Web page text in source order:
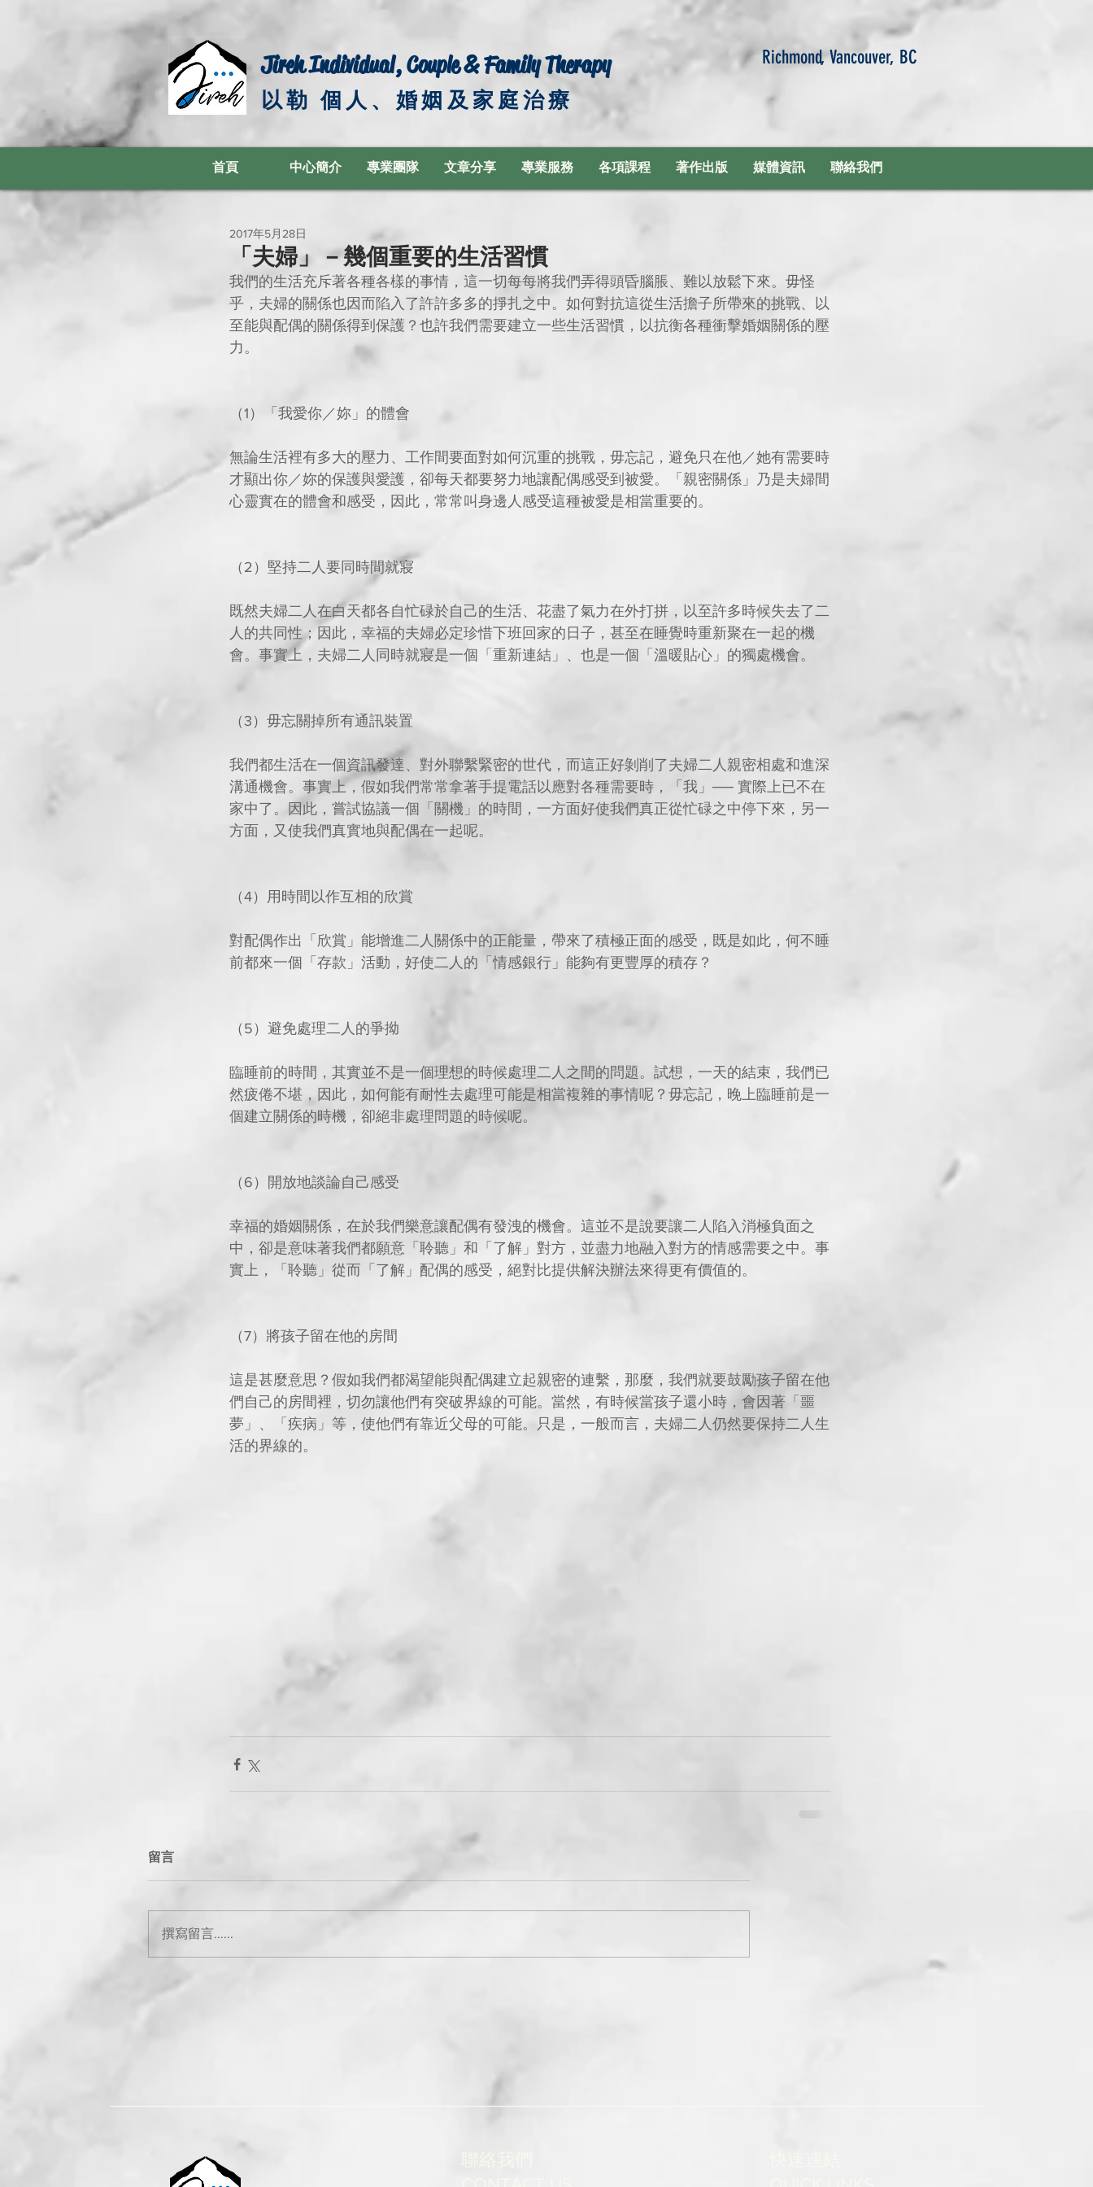
Jireh Individual, Couple & Family Therapy
以勒 個人、婚姻及家庭治療
Richmond, Vancouver, BC
首頁 中心簡介 專業團隊 文章分享 專業服務 各項課程 著作出版 媒體資訊 聯絡我們
「夫婦」－幾個重要的生活習慣
2017年5月28日
我們的生活充斥著各種各樣的事情，這一切每每將我們弄得頭昏腦脹、難以放鬆下來。毋怪
乎，夫婦的關係也因而陷入了許許多多的掙扎之中。如何對抗這從生活擔子所帶來的挑戰、以
至能與配偶的關係得到保護？也許我們需要建立一些生活習慣，以抗衡各種衝擊婚姻關係的壓
力。
（1）「我愛你／妳」的體會
無論生活裡有多大的壓力、工作間要面對如何沉重的挑戰，毋忘記，避免只在他／她有需要時
才顯出你／妳的保護與愛護，卻每天都要努力地讓配偶感受到被愛。「親密關係」乃是夫婦間
心靈實在的體會和感受，因此，常常叫身邊人感受這種被愛是相當重要的。
（2）堅持二人要同時間就寢
既然夫婦二人在白天都各自忙碌於自己的生活、花盡了氣力在外打拼，以至許多時候失去了二
人的共同性；因此，幸福的夫婦必定珍惜下班回家的日子，甚至在睡覺時重新聚在一起的機
會。事實上，夫婦二人同時就寢是一個「重新連結」、也是一個「溫暖貼心」的獨處機會。
（3）毋忘關掉所有通訊裝置
我們都生活在一個資訊發達、對外聯繫緊密的世代，而這正好剝削了夫婦二人親密相處和進深
溝通機會。事實上，假如我們常常拿著手提電話以應對各種需要時，「我」── 實際上已不在
家中了。因此，嘗試協議一個「關機」的時間，一方面好使我們真正從忙碌之中停下來，另一
方面，又使我們真實地與配偶在一起呢。
（4）用時間以作互相的欣賞
對配偶作出「欣賞」能增進二人關係中的正能量，帶來了積極正面的感受，既是如此，何不睡
前都來一個「存款」活動，好使二人的「情感銀行」能夠有更豐厚的積存？
（5）避免處理二人的爭拗
臨睡前的時間，其實並不是一個理想的時候處理二人之間的問題。試想，一天的結束，我們已
然疲倦不堪，因此，如何能有耐性去處理可能是相當複雜的事情呢？毋忘記，晚上臨睡前是一
個建立關係的時機，卻絕非處理問題的時候呢。
（6）開放地談論自己感受
幸福的婚姻關係，在於我們樂意讓配偶有發洩的機會。這並不是說要讓二人陷入消極負面之
中，卻是意味著我們都願意「聆聽」和「了解」對方，並盡力地融入對方的情感需要之中。事
實上，「聆聽」從而「了解」配偶的感受，絕對比提供解決辦法來得更有價值的。
（7）將孩子留在他的房間
這是甚麼意思？假如我們都渴望能與配偶建立起親密的連繫，那麼，我們就要鼓勵孩子留在他
們自己的房間裡，切勿讓他們有突破界線的可能。當然，有時候當孩子還小時，會因著「噩
夢」、「疾病」等，使他們有靠近父母的可能。只是，一般而言，夫婦二人仍然要保持二人生
活的界線的。
留言
撰寫留言......